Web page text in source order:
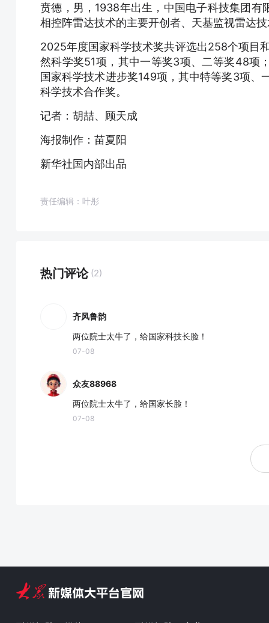
贲德，男，1938年出生，中国电子科技集团
相控阵雷达技术的主要开创者、天基监视雷达
2025年度国家科学技术奖共评选出258个项目
然科学奖51项，其中一等奖3项、二等奖48项
国家科学技术进步奖149项，其中特等奖3项、
科学技术合作奖。
记者：胡喆、顾天成
海报制作：苗夏阳
新华社国内部出品
责任编辑：叶彤
热门评论 (2)
齐风鲁韵
两位院士太牛了，给国家科技长脸！
07-08
众友88968
两位院士太牛了，给国家长脸！
07-08